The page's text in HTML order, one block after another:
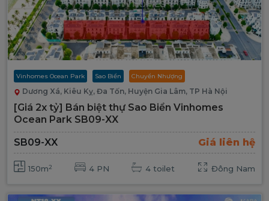
Vinhomes Ocean Park Sao Biển Chuyển Nhượng
Dương Xá, Kiêu Kỵ, Đa Tốn, Huyện Gia Lâm, TP Hà Nội
[Giá 2x tỷ] Bán biệt thự Sao Biển Vinhomes
Ocean Park SB09-XX
SB09-XX
Giá liên hệ
150m2 4 PN 4 toilet Đông Nam